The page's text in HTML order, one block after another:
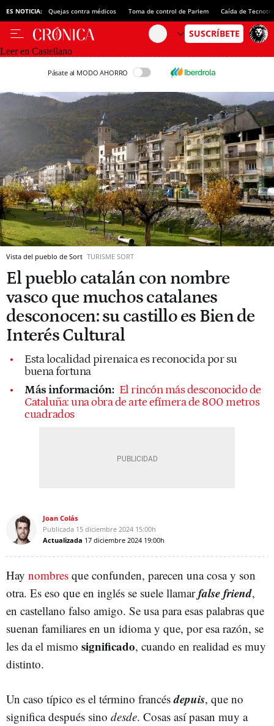
ES NOTICIA: Quejas contra médicos Toma de control de Parlem Caída de
Leer en Castellano
Pásate al MODO AHORRO
Vista del pueblo de Sort TURISME SORT
El pueblo catalán con nombre
vasco que muchos catalanes
desconocen: su castillo es Bien de
Interés Cultural
Esta localidad pirenaica es reconocida por su
buena fortuna
Más información: El rincón más desconocido de
Cataluña: una obra de arte efímera de 800 metros
cuadrados
Joan Colás
Publicada 15 diciembre 2024 15:00h
Actualizada 17 diciembre 2024 19:00h
Hay nombres que confunden, parecen una cosa y son
otra. Es eso que en inglés se suele llamarfalse friend,
en castellano falso amigo. Se usa para esas palabras que
suenan familiares en un idioma y que, por esa razón, se
les da el mismo significado, cuando en realidad es muy
distinto.
Un caso típico es el término francésdepuis, que no
significa después sino desde. Cosas así pasan muy a